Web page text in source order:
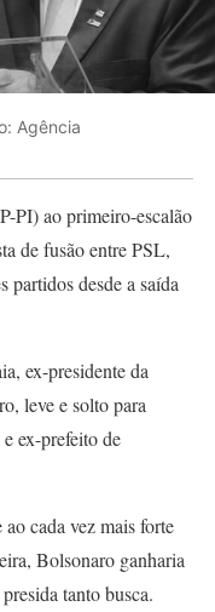
Agência
PI) ao primeiro-escalão
de fusão entre PSL,
desde a saída
ex-presidente da
leve e solto para
ex-prefeito de
cada vez mais forte
Bolsonaro ganharia
tanto busca.